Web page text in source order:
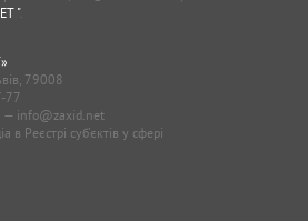
".
79008
77
— info@zaxid.net
в Реєстрі суб'єктів у сфері